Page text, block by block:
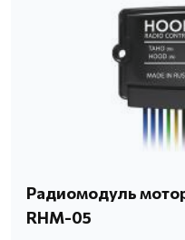
Радиомодуль
RHM-05